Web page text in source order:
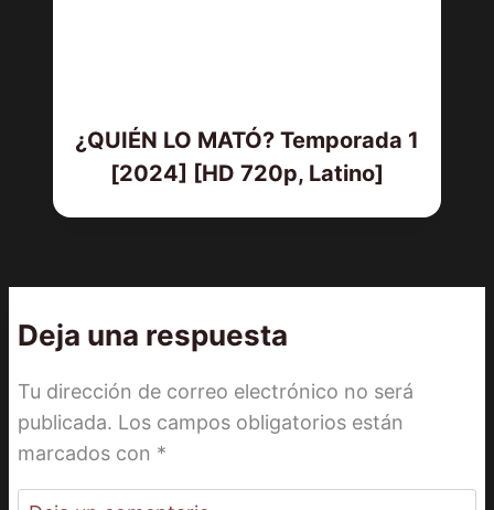
¿QUIÉN LO MATÓ? Temporada 1
[2024] [HD 720p, Latino]
Deja una respuesta
Tu dirección de correo electrónico no será
publicada. Los campos obligatorios están
marcados con *